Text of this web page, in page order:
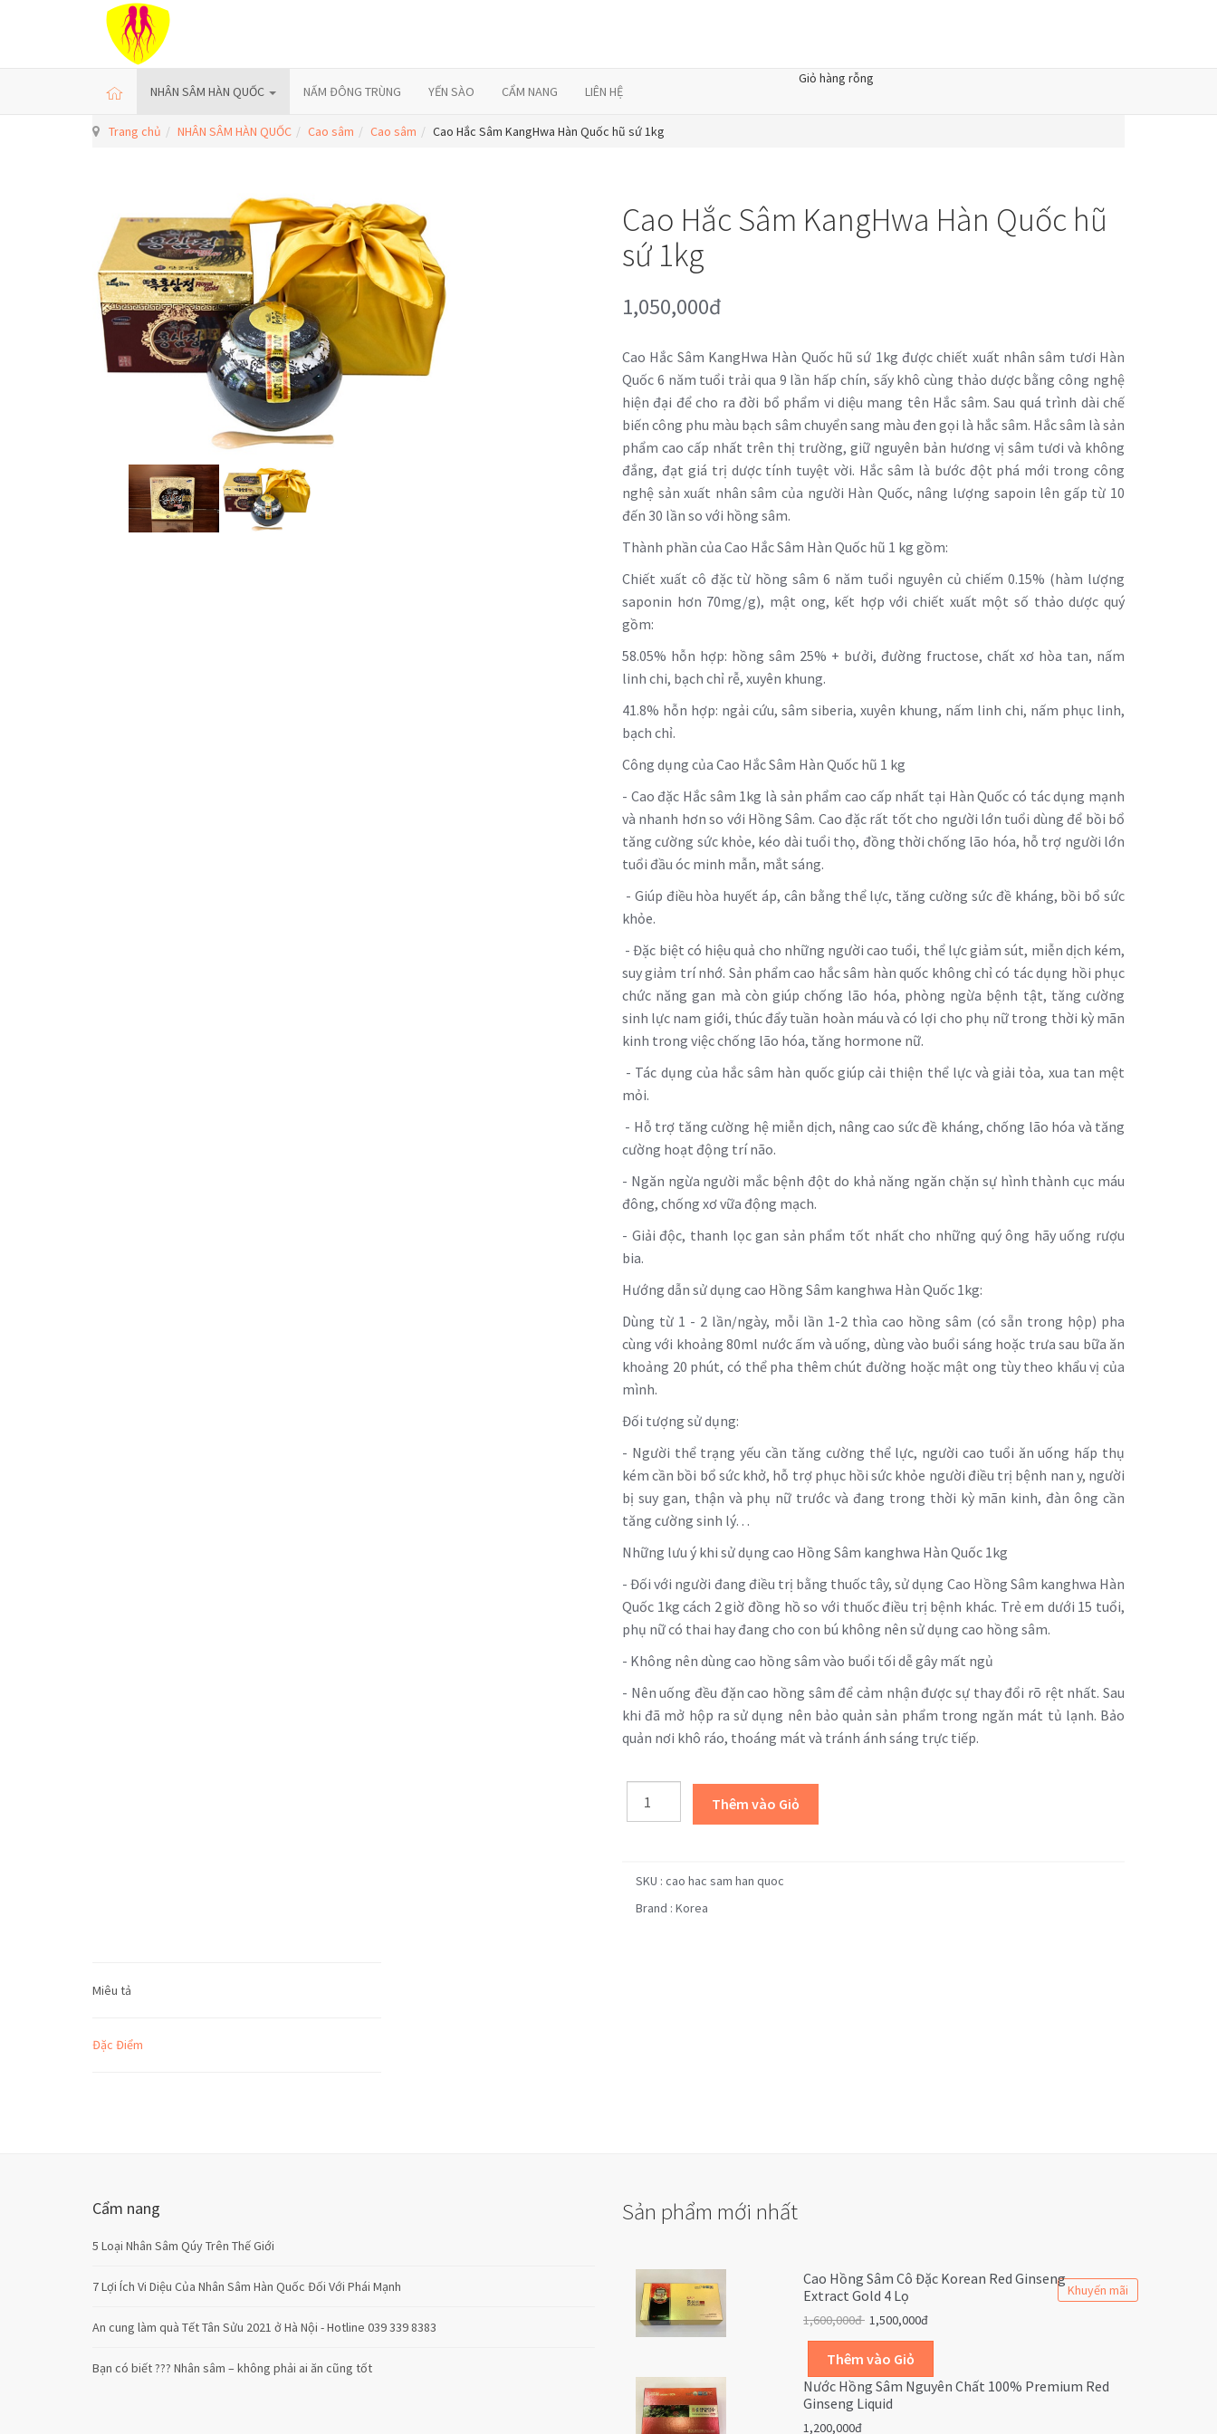
NHÂN SÂM HÀN QUỐC NẤM ĐÔNG TRÙNG YẾN SÀO CẨM NANG LIÊN HỆ
Giỏ hàng rỗng
Trang chủ NHÂN SÂM HÀN QUỐC Cao sâm Cao sâm Cao Hắc Sâm KangHwa Hàn Quốc hũ sứ 1kg
Cao Hắc Sâm KangHwa Hàn Quốc hũ
sứ 1kg
1,050,000đ
Cao Hắc Sâm KangHwa Hàn Quốc hũ sứ 1kg được chiết xuất nhân sâm tươi Hàn
Quốc 6 năm tuổi trải qua 9 lần hấp chín, sấy khô cùng thảo dược bằng công nghệ
hiện đại để cho ra đời bổ phẩm vi diệu mang tên Hắc sâm. Sau quá trình dài chế
biến công phu màu bạch sâm chuyển sang màu đen gọi là hắc sâm. Hắc sâm là sản
phẩm cao cấp nhất trên thị trường, giữ nguyên bản hương vị sâm tươi và không
đắng, đạt giá trị dược tính tuyệt vời. Hắc sâm là bước đột phá mới trong công
nghệ sản xuất nhân sâm của người Hàn Quốc, nâng lượng sapoin lên gấp từ 10
đến 30 lần so với hồng sâm.
Thành phần của Cao Hắc Sâm Hàn Quốc hũ 1 kg gồm:
Chiết xuất cô đặc từ hồng sâm 6 năm tuổi nguyên củ chiếm 0.15% (hàm lượng
saponin hơn 70mg/g), mật ong, kết hợp với chiết xuất một số thảo dược quý
gồm:
58.05% hỗn hợp: hồng sâm 25% + bưởi, đường fructose, chất xơ hòa tan, nấm
linh chi, bạch chỉ rễ, xuyên khung.
41.8% hỗn hợp: ngải cứu, sâm siberia, xuyên khung, nấm linh chi, nấm phục linh,
bạch chỉ.
Công dụng của Cao Hắc Sâm Hàn Quốc hũ 1 kg
- Cao đặc Hắc sâm 1kg là sản phẩm cao cấp nhất tại Hàn Quốc có tác dụng mạnh
và nhanh hơn so với Hồng Sâm. Cao đặc rất tốt cho người lớn tuổi dùng để bồi bổ
tăng cường sức khỏe, kéo dài tuổi thọ, đồng thời chống lão hóa, hỗ trợ người lớn
tuổi đầu óc minh mẫn, mắt sáng.
- Giúp điều hòa huyết áp, cân bằng thể lực, tăng cường sức đề kháng, bồi bổ sức
khỏe.
- Đặc biệt có hiệu quả cho những người cao tuổi, thể lực giảm sút, miễn dịch kém,
suy giảm trí nhớ. Sản phẩm cao hắc sâm hàn quốc không chỉ có tác dụng hồi phục
chức năng gan mà còn giúp chống lão hóa, phòng ngừa bệnh tật, tăng cường
sinh lực nam giới, thúc đẩy tuần hoàn máu và có lợi cho phụ nữ trong thời kỳ mãn
kinh trong việc chống lão hóa, tăng hormone nữ.
- Tác dụng của hắc sâm hàn quốc giúp cải thiện thể lực và giải tỏa, xua tan mệt
mỏi.
- Hỗ trợ tăng cường hệ miễn dịch, nâng cao sức đề kháng, chống lão hóa và tăng
cường hoạt động trí não.
- Ngăn ngừa người mắc bệnh đột do khả năng ngăn chặn sự hình thành cục máu
đông, chống xơ vữa động mạch.
- Giải độc, thanh lọc gan sản phẩm tốt nhất cho những quý ông hãy uống rượu
bia.
Hướng dẫn sử dụng cao Hồng Sâm kanghwa Hàn Quốc 1kg:
Dùng từ 1 - 2 lần/ngày, mỗi lần 1-2 thìa cao hồng sâm (có sẵn trong hộp) pha
cùng với khoảng 80ml nước ấm và uống, dùng vào buổi sáng hoặc trưa sau bữa ăn
khoảng 20 phút, có thể pha thêm chút đường hoặc mật ong tùy theo khẩu vị của
mình.
Đối tượng sử dụng:
- Người thể trạng yếu cần tăng cường thể lực, người cao tuổi ăn uống hấp thụ
kém cần bồi bổ sức khở, hỗ trợ phục hồi sức khỏe người điều trị bệnh nan y, người
bị suy gan, thận và phụ nữ trước và đang trong thời kỳ mãn kinh, đàn ông cần
tăng cường sinh lý…
Những lưu ý khi sử dụng cao Hồng Sâm kanghwa Hàn Quốc 1kg
- Đối với người đang điều trị bằng thuốc tây, sử dụng Cao Hồng Sâm kanghwa Hàn
Quốc 1kg cách 2 giờ đồng hồ so với thuốc điều trị bệnh khác. Trẻ em dưới 15 tuổi,
phụ nữ có thai hay đang cho con bú không nên sử dụng cao hồng sâm.
- Không nên dùng cao hồng sâm vào buổi tối dễ gây mất ngủ
- Nên uống đều đặn cao hồng sâm để cảm nhận được sự thay đổi rõ rệt nhất. Sau
khi đã mở hộp ra sử dụng nên bảo quản sản phẩm trong ngăn mát tủ lạnh. Bảo
quản nơi khô ráo, thoáng mát và tránh ánh sáng trực tiếp.
SKU : cao hac sam han quoc
Brand : Korea
Miêu tả
Đặc Điểm
Cẩm nang
5 Loại Nhân Sâm Qúy Trên Thế Giới
7 Lợi Ích Vi Diệu Của Nhân Sâm Hàn Quốc Đối Với Phái Mạnh
An cung làm quà Tết Tân Sửu 2021 ở Hà Nội - Hotline 039 339 8383
Bạn có biết ??? Nhân sâm – không phải ai ăn cũng tốt
Sản phẩm mới nhất
Khuyến mãi
Cao Hồng Sâm Cô Đặc Korean Red Ginseng
Extract Gold 4 Lọ
1,600,000đ 1,500,000đ
Nước Hồng Sâm Nguyên Chất 100% Premium Red
Ginseng Liquid
1,200,000đ